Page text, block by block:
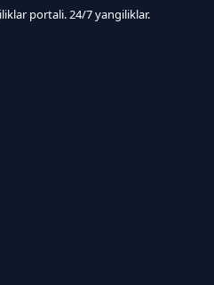
portali. 24/7 yangiliklar.